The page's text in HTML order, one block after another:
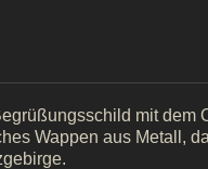
mit
Wappen aus Metall,